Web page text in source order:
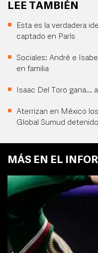
LEE TAMBIÉN
Esta es la verdadera
captado en París
Sociales: André e
en familia
Isaac Del Toro gana...
Aterrizan en México
Global Sumud
MÁS EN EL